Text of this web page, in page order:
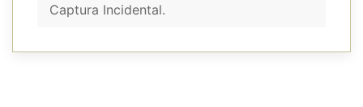
Captura Incidental.